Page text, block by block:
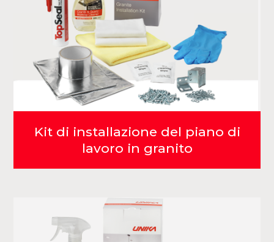
Kit di installazione del piano di
lavoro in granito